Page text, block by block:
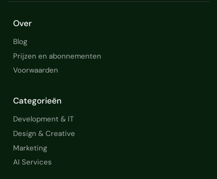
Over
Blog
Prijzen en abonnementen
Voorwaarden
Categorieën
Development & IT
Design & Creative
Marketing
AI Services